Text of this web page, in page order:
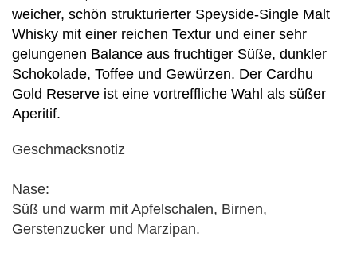
weicher, schön strukturierter Speyside-Single Malt
Whisky mit einer reichen Textur und einer sehr
gelungenen Balance aus fruchtiger Süße, dunkler
Schokolade, Toffee und Gewürzen. Der Cardhu
Gold Reserve ist eine vortreffliche Wahl als süßer
Aperitif.
Geschmacksnotiz
Nase:
Süß und warm mit Apfelschalen, Birnen,
Gerstenzucker und Marzipan.